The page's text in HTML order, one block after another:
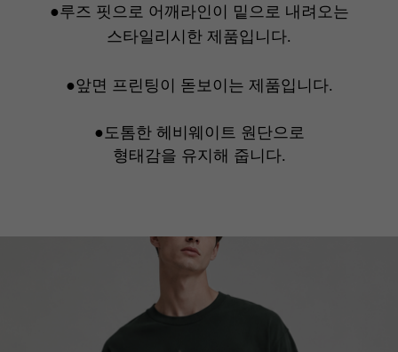
●루즈 핏으로 어깨라인이 밑으로 내려오는
스타일리시한 제품입니다.
●앞면 프린팅이 돋보이는 제품입니다.
●도톰한 헤비웨이트 원단으로
형태감을 유지해 줍니다.